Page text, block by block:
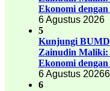
Ekonomi dengan
6 Agustus 2026
5
Kunjungi
Zainudin
Ekonomi dengan
6 Agustus 2026
6